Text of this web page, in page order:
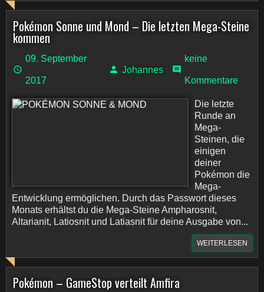
Pokémon Sonne und Mond – Die letzten Mega-Steine
kommen
09. September
2017
Johannes
keine
Kommentare
Die letzte
Runde an
Mega-
Steinen, die
einigen
deiner
Pokémon die
Mega-
Entwicklung ermöglichen. Durch das Passwort dieses
Monats erhältst du die Mega-Steine Ampharosnit,
Altarianit, Latiosnit und Latiasnit für deine Ausgabe von...
WEITERLESEN
Pokémon – GameStop verteilt Amfira